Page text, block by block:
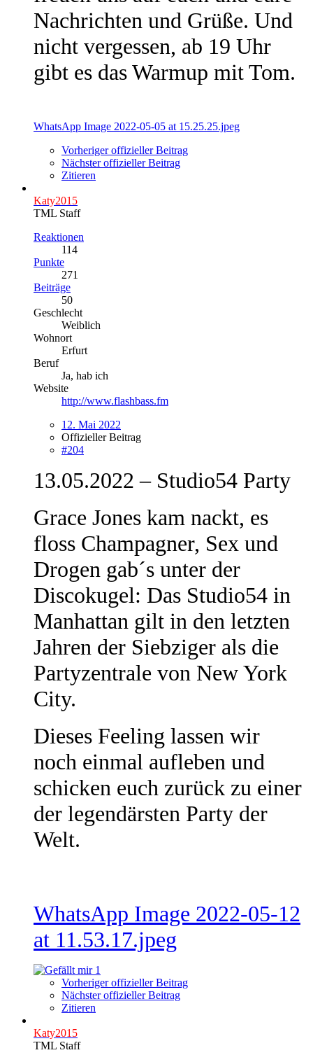
Nachrichten und Grüße. Und
nicht vergessen, ab 19 Uhr
gibt es das Warmup mit Tom.
WhatsApp Image 2022-05-05 at 15.25.25.jpeg
Vorheriger offizieller Beitrag
Nächster offizieller Beitrag
Zitieren
Katy2015
TML Staff
Reaktionen
114
Punkte
271
Beiträge
50
Geschlecht
Weiblich
Wohnort
Erfurt
Beruf
Ja, hab ich
Website
http://www.flashbass.fm
12. Mai 2022
Offizieller Beitrag
#204
13.05.2022 – Studio54 Party
Grace Jones kam nackt, es
floss Champagner, Sex und
Drogen gab´s unter der
Discokugel: Das Studio54 in
Manhattan gilt in den letzten
Jahren der Siebziger als die
Partyzentrale von New York
City.
Dieses Feeling lassen wir
noch einmal aufleben und
schicken euch zurück zu einer
der legendärsten Party der
Welt.
WhatsApp Image 2022-05-12
at 11.53.17.jpeg
1
Vorheriger offizieller Beitrag
Nächster offizieller Beitrag
Zitieren
Katy2015
TML Staff